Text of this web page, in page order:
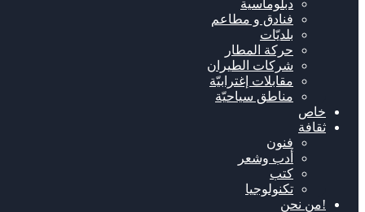
دبلوماسية
فنادق و مطاعم
بلديّات
حركة المطار
شركات الطيران
مقابلات إغترابيّة
مناطق سياحيّة
خاص
ثقافة
فنون
أدب وشعر
كتب
تكنولوجيا
!من نحن